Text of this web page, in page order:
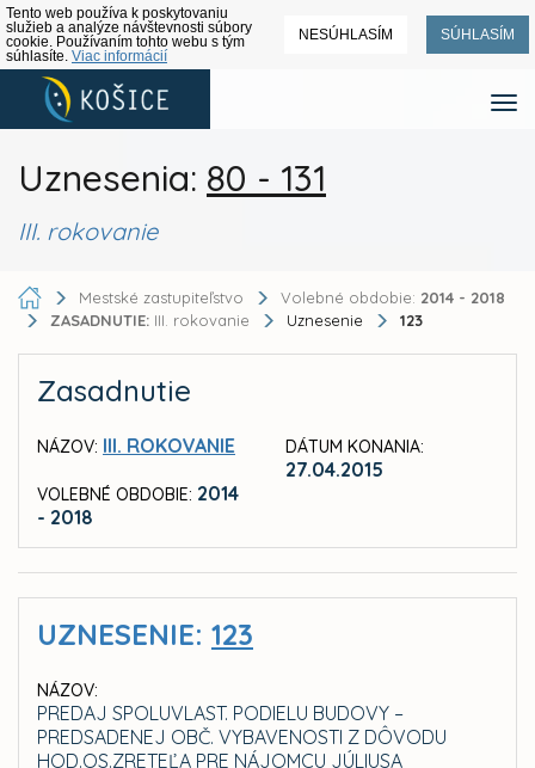
Tento web používa k poskytovaniu
služieb a analýze návštevnosti súbory
cookie. Používaním tohto webu s tým
súhlasíte. Viac informácií
NESÚHLASÍM SÚHLASÍM
Uznesenia: 80 - 131
III. rokovanie
Mestské zastupiteľstvo Volebné obdobie: 2014 - 2018
ZASADNUTIE: III. rokovanie Uznesenie 123
Zasadnutie
NÁZOV: III. ROKOVANIE
VOLEBNÉ OBDOBIE: 2014
- 2018
DÁTUM KONANIA:
27.04.2015
UZNESENIE: 123
NÁZOV:
PREDAJ SPOLUVLAST. PODIELU BUDOVY –
PREDSADENEJ OBČ. VYBAVENOSTI Z DÔVODU
HOD.OS.ZRETEĽA PRE NÁJOMCU JÚLIUSA